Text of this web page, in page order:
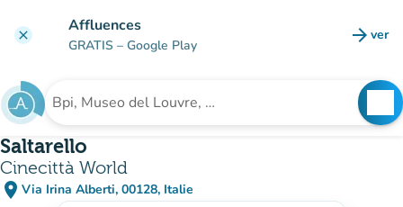
clear Affluences
GRATIS – Google Play arrow_forward ver
Buscar un establecimiento
Saltarello
Cinecittà World
place Via Irina Alberti, 00128, Italie
(abrir en Google Maps)
(nueva pestaña)